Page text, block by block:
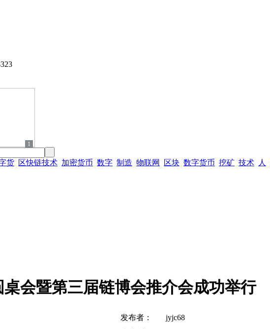
1
货 区快链技术 加密货币 数字 制造 物联网 区块 数字货币 挖矿 技术 人
会暨第三届链博会推介会成功举行
发布者：
jyjc68